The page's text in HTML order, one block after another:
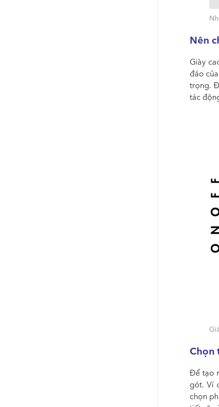
Nên
Giày
đáo
trọng.
tác
Chọn
Để tạo
gót. Ví
chọn